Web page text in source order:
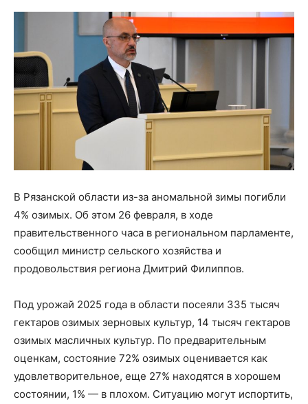
В Рязанской области из-за аномальной зимы погибли
4% озимых. Об этом 26 февраля, в ходе
правительственного часа в региональном парламенте,
сообщил министр сельского хозяйства и
продовольствия региона Дмитрий Филиппов.
Под урожай 2025 года в области посеяли 335 тысяч
гектаров озимых зерновых культур, 14 тысяч гектаров
озимых масличных культур. По предварительным
оценкам, состояние 72% озимых оценивается как
удовлетворительное, еще 27% находятся в хорошем
состоянии, 1% — в плохом. Ситуацию могут испортить,